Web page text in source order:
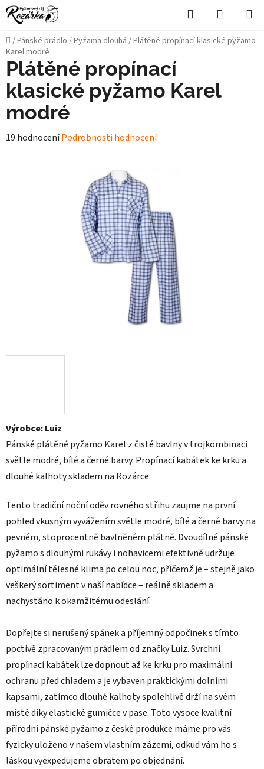
Přejít
na
obsah
Hledat
KOŠÍK
Domů
/Pánské prádlo/Pyžama dlouhá/Plátěné propínací klasické pyžamo
Karel modré
Výrobce: Luiz
Pánské plátěné pyžamo Karel z čisté bavlny v trojkombinaci
světle modré, bílé a černé barvy. Propínací kabátek ke krku a
dlouhé kalhoty skladem na Rozárce.
Tento tradiční noční oděv rovného střihu zaujme na první
pohled vkusným vyvážením světle modré, bílé a černé barvy na
pevném, stoprocentně bavlněném plátně. Dvoudílné pánské
pyžamo s dlouhými rukávy i nohavicemi efektivně udržuje
optimální tělesné klima po celou noc, přičemž je – stejně jako
veškerý sortiment v naší nabídce – reálně skladem a
nachystáno k okamžitému odeslání.
Dopřejte si nerušený spánek a příjemný odpočinek s tímto
poctivě zpracovaným prádlem od značky Luiz. Svrchní
propínací kabátek lze dopnout až ke krku pro maximální
ochranu před chladem a je vybaven praktickými dolními
kapsami, zatímco dlouhé kalhoty spolehlivě drží na svém
místě díky elastické gumičce v pase. Toto vysoce kvalitní
přírodní pánské pyžamo z české produkce máme pro vás
fyzicky uloženo v našem vlastním zázemí, odkud vám ho s
láskou vyexpedujeme obratem po objednání.
Plátěné propínací
klasické pyžamo Karel
modré
Průměrné
19 hodnoceníPodrobnosti hodnocení